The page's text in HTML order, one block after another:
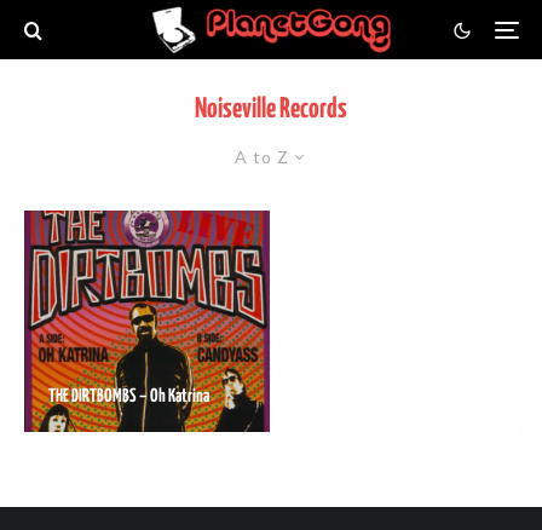
Noiseville Records
A to Z
THE DIRTBOMBS – Oh Katrina